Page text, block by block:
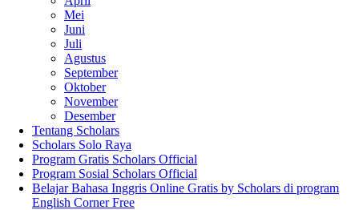
Mei
Juni
Juli
Agustus
September
Oktober
November
Desember
Tentang Scholars
Scholars Solo Raya
Program Gratis Scholars Official
Program Sosial Scholars Official
Belajar Bahasa Inggris Online Gratis by Scholars di program
English Corner Free